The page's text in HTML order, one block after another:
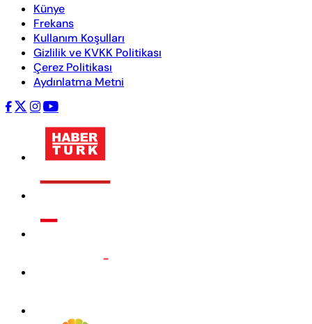
Künye
Frekans
Kullanım Koşulları
Gizlilik ve KVKK Politikası
Çerez Politikası
Aydınlatma Metni